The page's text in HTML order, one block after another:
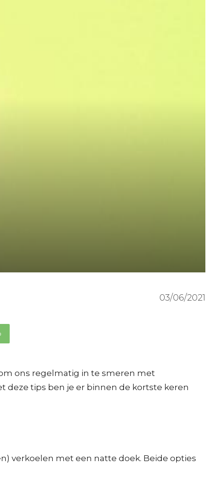
03/06/2021
ons regelmatig in te smeren met
deze tips ben je er binnen de kortste keren
verkoelen met een natte doek. Beide opties